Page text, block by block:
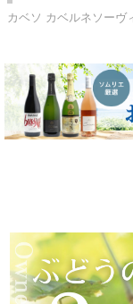
カベソ カベルネソーヴ